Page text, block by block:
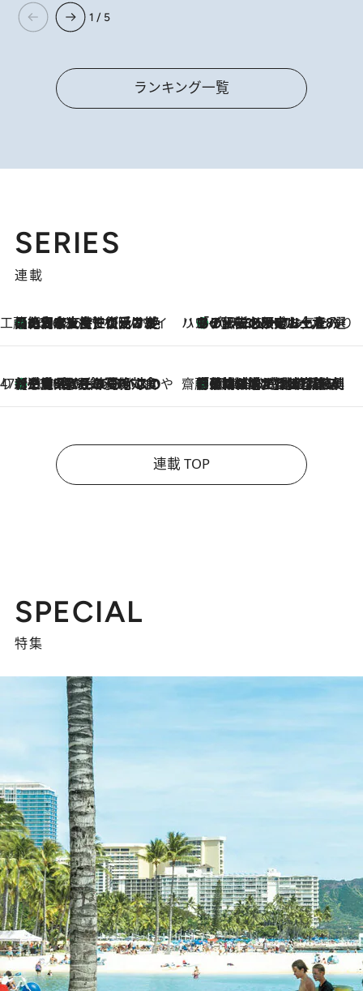
1 / 5
ランキング一覧
SERIES
連載
工藤まやのおもてなしハワイ
2026.8.6
【ハワイ土産】ローカルの絶大な支持で復活！ 絶品の幻クッキー《元ファンの日本人女性が受け継いだ名店》 ハワイ賢者 リサのお気に入りリスト2026.8.6
あの伝説の限定トートも！ リニューアルした「ディーン＆デルーカ ハワイ」で必須のお土産8選
47都道府県の手みやげ ひんやりスイーツで夏を満喫
2026.8.6
【三重県】この夏絶対食べたい 冷やしておいしいおやつ3選 お餅×アイスの新感覚スイーツ 齋藤 薫 美容脳ルネサンス
2026.8.6
「荷物が増えるほど旅ストレスは増す」美容ジャーナリストがたどり着いた最終結論。“化粧品を劇的に減らす”感動の凝縮美容とは
連載 TOP
SPECIAL
特集